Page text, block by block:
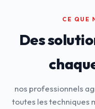
CE QUE
Des
nos professionnels
toutes les techniques